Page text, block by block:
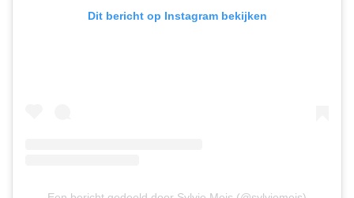
Dit bericht op Instagram bekijken